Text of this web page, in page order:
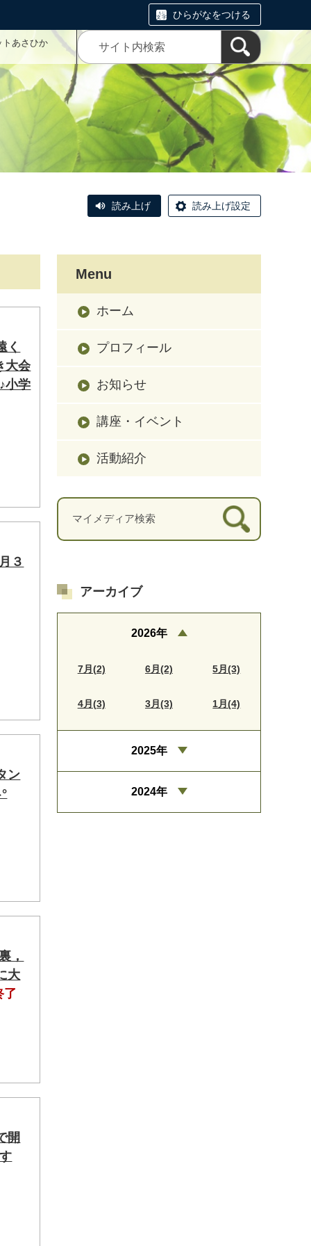
ひらがなをつける
トあさひか
読み上げ 読み上げ設定
く
大会
小学
３
ン
，
大
了
開
Menu
ホーム
プロフィール
お知らせ
講座・イベント
活動紹介
アーカイブ
2026年
7月(2) 6月(2) 5月(3)
4月(3) 3月(3) 1月(4)
2025年
2024年